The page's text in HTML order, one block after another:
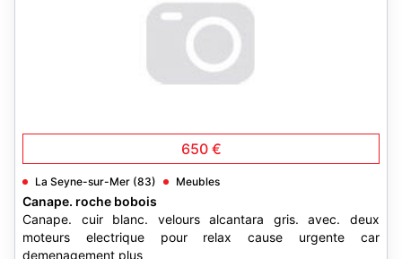
650 €
La Seyne-sur-Mer (83) Meubles
Canape. roche bobois
Canape. cuir blanc. velours alcantara gris. avec. deux
moteurs electrique pour relax cause urgente car
demenagement plus